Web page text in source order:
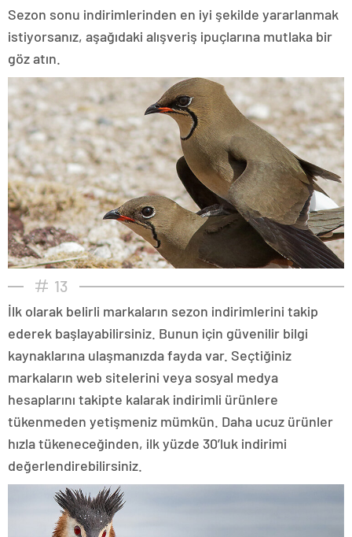
Sezon sonu indirimlerinden en iyi şekilde yararlanmak
istiyorsanız, aşağıdaki alışveriş ipuçlarına mutlaka bir
göz atın.
13
İlk olarak belirli markaların sezon indirimlerini takip
ederek başlayabilirsiniz. Bunun için güvenilir bilgi
kaynaklarına ulaşmanızda fayda var. Seçtiğiniz
markaların web sitelerini veya sosyal medya
hesaplarını takipte kalarak indirimli ürünlere
tükenmeden yetişmeniz mümkün. Daha ucuz ürünler
hızla tükeneceğinden, ilk yüzde 30’luk indirimi
değerlendirebilirsiniz.